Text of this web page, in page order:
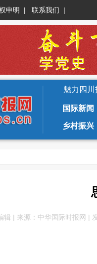
申明 | 联系我们 |
魅力四川
国际新闻
乡村振兴
辑 | 来源：中华国际时报网 |